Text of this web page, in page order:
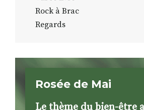
Rock à Brac
Regards
Rosée de Mai
Le thème du bien-être